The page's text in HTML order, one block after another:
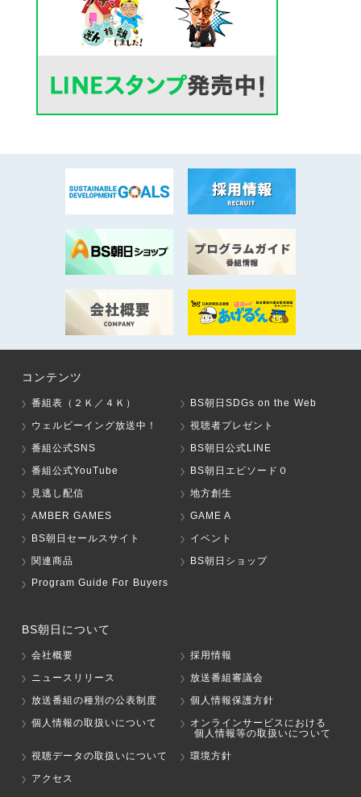
コンテンツ
番組表（２Ｋ／４Ｋ）
BS朝日SDGs on the Web
ウェルビーイング放送中！
視聴者プレゼント
番組公式SNS
BS朝日公式LINE
番組公式YouTube
BS朝日エピソード０
見逃し配信
地方創生
AMBER GAMES
GAME A
BS朝日セールスサイト
イベント
関連商品
BS朝日ショップ
Program Guide For Buyers
BS朝日について
会社概要
採用情報
ニュースリリース
放送番組審議会
放送番組の種別の公表制度
個人情報保護方針
個人情報の取扱いについて
オンラインサービスにおける
個人情報等の取扱いについて
視聴データの取扱いについて
環境方針
アクセス